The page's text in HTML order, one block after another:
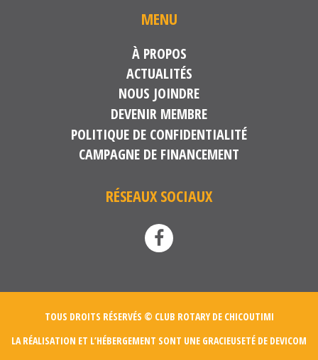
MENU
À PROPOS
ACTUALITÉS
NOUS JOINDRE
DEVENIR MEMBRE
POLITIQUE DE CONFIDENTIALITÉ
CAMPAGNE DE FINANCEMENT
RÉSEAUX SOCIAUX
TOUS DROITS RÉSERVÉS © CLUB ROTARY DE CHICOUTIMI
LA RÉALISATION ET L’HÉBERGEMENT SONT UNE GRACIEUSETÉ DE DEVICOM